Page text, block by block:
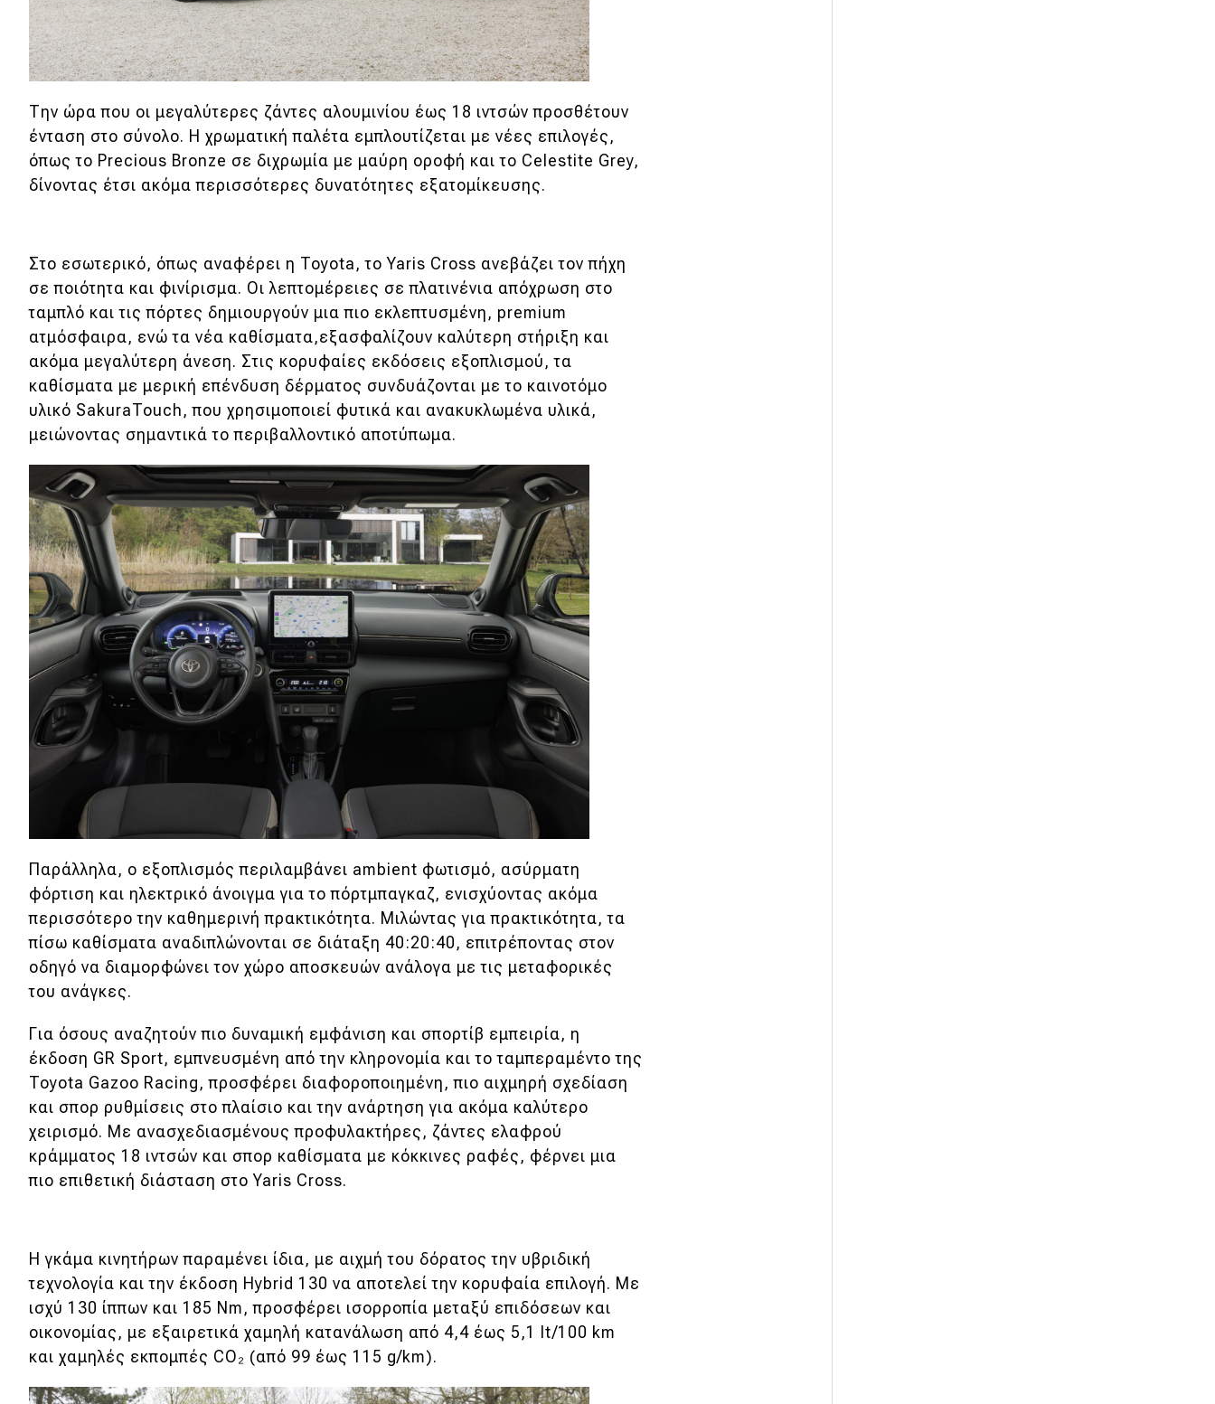
Νέα
Τεχνολογία
Mobility
Σταθμοί φόρτισης
Classic
Παρουσιάσεις
DRIVE Away
MOTO
Μεταχειρισμένο
Συμβουλές
Χρηστικά
Συμβουλές
ΚΤΕΟ
Οδική βοήθεια
eDRIVE
DRIVE USED
Την ώρα που οι μεγαλύτερες ζάντες αλουμινίου έως 18 ιντσών προσθέτουν
ένταση στο σύνολο. Η χρωματική παλέτα εμπλουτίζεται με νέες επιλογές,
όπως το Precious Bronze σε διχρωμία με μαύρη οροφή και το Celestite Grey,
δίνοντας έτσι ακόμα περισσότερες δυνατότητες εξατομίκευσης.
Στο εσωτερικό, όπως αναφέρει η Toyota, το Yaris Cross ανεβάζει τον πήχη
σε ποιότητα και φινίρισμα. Οι λεπτομέρειες σε πλατινένια απόχρωση στο
ταμπλό και τις πόρτες δημιουργούν μια πιο εκλεπτυσμένη, premium
ατμόσφαιρα, ενώ τα νέα καθίσματα,εξασφαλίζουν καλύτερη στήριξη και
ακόμα μεγαλύτερη άνεση. Στις κορυφαίες εκδόσεις εξοπλισμού, τα
καθίσματα με μερική επένδυση δέρματος συνδυάζονται με το καινοτόμο
υλικό SakuraTouch, που χρησιμοποιεί φυτικά και ανακυκλωμένα υλικά,
μειώνοντας σημαντικά το περιβαλλοντικό αποτύπωμα.
Παράλληλα, ο εξοπλισμός περιλαμβάνει ambient φωτισμό, ασύρματη
φόρτιση και ηλεκτρικό άνοιγμα για το πόρτμπαγκαζ, ενισχύοντας ακόμα
περισσότερο την καθημερινή πρακτικότητα. Μιλώντας για πρακτικότητα, τα
πίσω καθίσματα αναδιπλώνονται σε διάταξη 40:20:40, επιτρέποντας στον
οδηγό να διαμορφώνει τον χώρο αποσκευών ανάλογα με τις μεταφορικές
του ανάγκες.
Για όσους αναζητούν πιο δυναμική εμφάνιση και σπορτίβ εμπειρία, η
έκδοση GR Sport, εμπνευσμένη από την κληρονομία και το ταμπεραμέντο της
Toyota Gazoo Racing, προσφέρει διαφοροποιημένη, πιο αιχμηρή σχεδίαση
και σπορ ρυθμίσεις στο πλαίσιο και την ανάρτηση για ακόμα καλύτερο
χειρισμό. Με ανασχεδιασμένους προφυλακτήρες, ζάντες ελαφρού
κράμματος 18 ιντσών και σπορ καθίσματα με κόκκινες ραφές, φέρνει μια
πιο επιθετική διάσταση στο Yaris Cross.
Η γκάμα κινητήρων παραμένει ίδια, με αιχμή του δόρατος την υβριδική
τεχνολογία και την έκδοση Hybrid 130 να αποτελεί την κορυφαία επιλογή. Με
ισχύ 130 ίππων και 185 Nm, προσφέρει ισορροπία μεταξύ επιδόσεων και
οικονομίας, με εξαιρετικά χαμηλή κατανάλωση από 4,4 έως 5,1 lt/100 km
και χαμηλές εκπομπές CO₂ (από 99 έως 115 g/km).